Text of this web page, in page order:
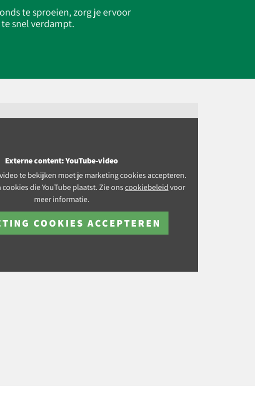
te sproeien, zorg je ervoor
snel verdampt.
Externe content: YouTube-video
te bekijken moet je marketing cookies accepteren.
die YouTube plaatst. Zie onscookiebeleidvoor
meer informatie.
COOKIES ACCEPTEREN